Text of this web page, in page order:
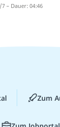
7 – Dauer: 04:46
Zum